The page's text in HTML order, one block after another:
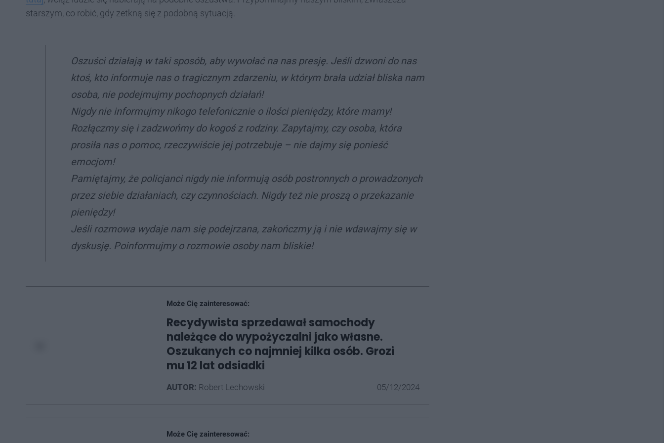
starszym, co robić, gdy zetkną się z podobną sytuacją.
Oszuści działają w taki sposób, aby wywołać na nas presję. Jeśli dzwoni do nas
ktoś, kto informuje nas o tragicznym zdarzeniu, w którym brała udział bliska nam
osoba, nie podejmujmy pochopnych działań!
Nigdy nie informujmy nikogo telefonicznie o ilości pieniędzy, które mamy!
Rozłączmy się i zadzwońmy do kogoś z rodziny. Zapytajmy, czy osoba, która
prosiła nas o pomoc, rzeczywiście jej potrzebuje – nie dajmy się ponieść
emocjom!
Pamiętajmy, że policjanci nigdy nie informują osób postronnych o prowadzonych
przez siebie działaniach, czy czynnościach. Nigdy też nie proszą o przekazanie
pieniędzy!
Jeśli rozmowa wydaje nam się podejrzana, zakończmy ją i nie wdawajmy się w
dyskusję. Poinformujmy o rozmowie osoby nam bliskie!
Może Cię zainteresować:
Recydywista sprzedawał samochody
należące do wypożyczalni jako własne.
Oszukanych co najmniej kilka osób. Grozi
mu 12 lat odsiadki
AUTOR: Robert Lechowski 05/12/2024
Może Cię zainteresować: